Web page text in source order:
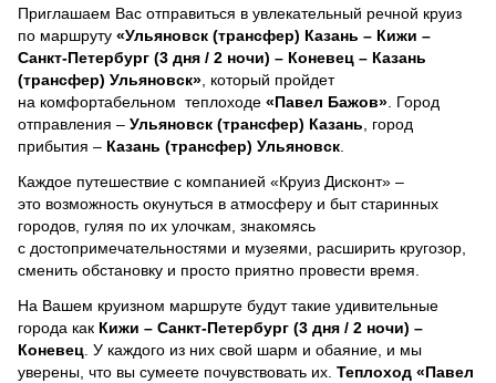
Приглашаем Вас отправиться в увлекательный речной круиз
по маршруту «Ульяновск (трансфер) Казань – Кижи –
Санкт-Петербург (3 дня / 2 ночи) – Коневец – Казань
(трансфер) Ульяновск» , который пройдет
на комфортабельном теплоходе «Павел Бажов» . Город
отправления – Ульяновск (трансфер) Казань , город
прибытия – Казань (трансфер) Ульяновск
Каждое путешествие с компанией «Круиз Дисконт» –
это возможность окунуться в атмосферу и быт старинных
городов, гуляя по их улочкам, знакомясь
с достопримечательностями и музеями, расширить кругозор,
сменить обстановку и просто приятно провести время.
На Вашем круизном маршруте будут такие удивительные
города как Кижи – Санкт-Петербург (3 дня / 2 ночи) –
Коневец . У каждого из них свой шарм и обаяние, и мы
уверены, что вы сумеете почувствовать их. Теплоход «Павел